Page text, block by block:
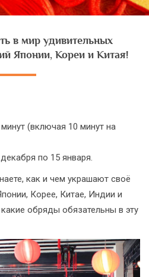
в мир удивительных
Японии, Кореи и Китая!
(включая 10 минут на
по 15 января.
как и чем украшают своё
Корее, Китае, Индии и
какие обряды обязательны в эту